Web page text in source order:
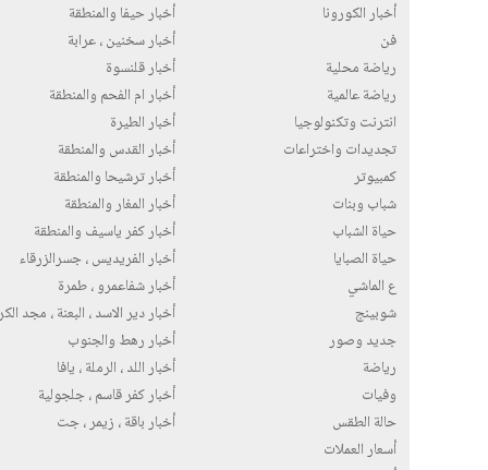
أخبار الكورونا
فن
رياضة محلية
رياضة عالمية
انترنت وتكنولوجيا
تجديدات واختراعات
كمبيوتر
شباب وبنات
حياة الشباب
حياة الصبايا
ع الماشي
شوبينج
جديد وصور
رياضة
وفيات
حالة الطقس
أسعار العملات
أخبار حيفا والمنطقة
أخبار سخنين ، عرابة
أخبار قلنسوة
أخبار ام الفحم والمنطقة
أخبار الطيرة
أخبار القدس والمنطقة
أخبار ترشيحا والمنطقة
أخبار المغار والمنطقة
أخبار كفر ياسيف والمنطقة
أخبار الفريديس ، جسرالزرقاء
أخبار شفاعمرو ، طمرة
أخبار دير الاسد ، البعنة ، مجد
أخبار رهط والجنوب
أخبار اللد ، الرملة ، يافا
أخبار كفر قاسم ، جلجولية
أخبار باقة ، زيمر ، جت